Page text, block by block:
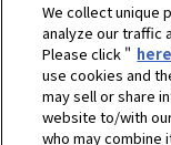
We collect unique
analyze our traffic
Please click " here
use cookies and
may sell or share
website to/with
who may combine